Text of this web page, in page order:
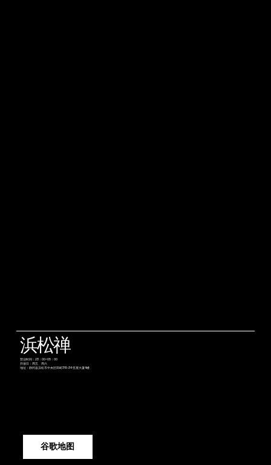
谷歌地图
浜松禅
营业时间：23：00~05：00
开放日：周五、周六
地址：静冈县滨松市中央区田町315-34 笠屋大厦4楼